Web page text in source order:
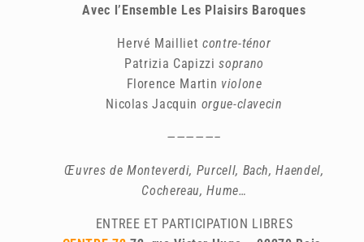
Avec l’Ensemble Les Plaisirs Baroques
Hervé Mailliet contre-ténor
Patrizia Capizzisoprano
Florence Martin violone
Nicolas Jacquin orgue-clavecin
—————–
Œuvres de Monteverdi, Purcell, Bach, Haendel,
Cochereau, Hume…
ENTREE ET PARTICIPATION LIBRES